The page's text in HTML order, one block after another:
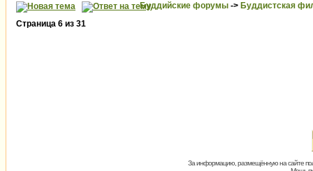
Буддийские форумы -> Буддистская
Страница 6 из 31
За информацию, размещённую на сайте